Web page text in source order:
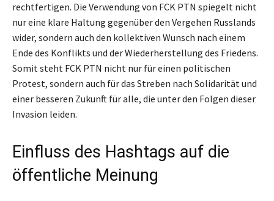
rechtfertigen. Die Verwendung von FCK PTN spiegelt nicht
nur eine klare Haltung gegenüber den Vergehen Russlands
wider, sondern auch den kollektiven Wunsch nach einem
Ende des Konflikts und der Wiederherstellung des Friedens.
Somit steht FCK PTN nicht nur für einen politischen
Protest, sondern auch für das Streben nach Solidarität und
einer besseren Zukunft für alle, die unter den Folgen dieser
Invasion leiden.
Einfluss des Hashtags auf die
öffentliche Meinung